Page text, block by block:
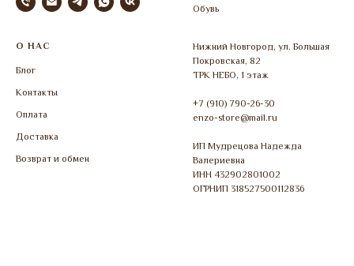
Обувь
О НАС
Блог
Контакты
Оплата
Доставка
Возврат и обмен
Нижний Новгород, ул. Большая
Покровская, 82
ТРК НЕБО, 1 этаж
+7 (910) 790-26-30
enzo-store@mail.ru
ИП Мудрецова Надежда
Валериевна
ИНН 432902801002
ОГРНИП 318527500112836